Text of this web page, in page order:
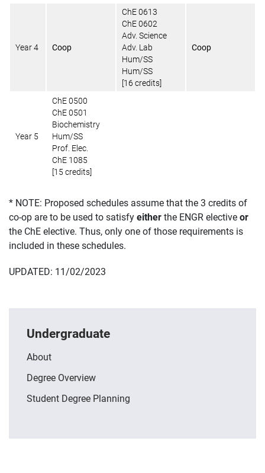
Year 4 Coop
ChE 0613
ChE 0602
Adv. Science
Adv. Lab
Hum/SS
Hum/SS
[16 credits]
Coop
Year 5
ChE 0500
ChE 0501
Biochemistry
Hum/SS
Prof. Elec.
ChE 1085
[15 credits]
* NOTE: Proposed schedules assume that the 3 credits of
co-op are to be used to satisfyeitherthe ENGR electiveor
the ChE elective. Thus, only one of those requirements is
included in these schedules.
UPDATED: 11/02/2023
Undergraduate
About
Degree Overview
Student Degree Planning